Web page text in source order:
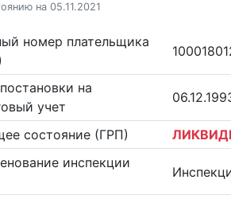
на 05.11.2021
номер плательщика
на
учет
состояние (ГРП)
инспекции